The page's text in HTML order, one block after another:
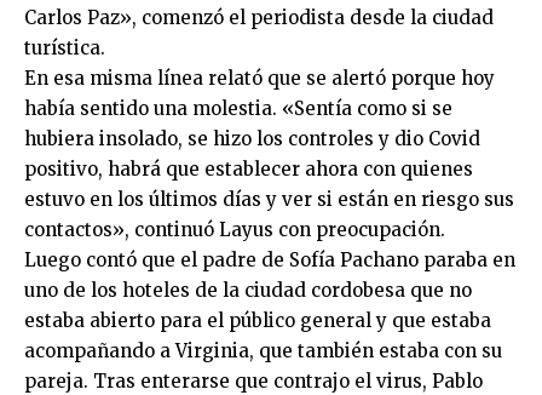
Carlos Paz», comenzó el periodista desde la ciudad
turística.
En esa misma línea relató que se alertó porque hoy
había sentido una molestia. «Sentía como si se
hubiera insolado, se hizo los controles y dio Covid
positivo, habrá que establecer ahora con quienes
estuvo en los últimos días y ver si están en riesgo sus
contactos», continuó Layus con preocupación.
Luego contó que el padre de Sofía Pachano paraba en
uno de los hoteles de la ciudad cordobesa que no
estaba abierto para el público general y que estaba
acompañando a Virginia, que también estaba con su
pareja. Tras enterarse que contrajo el virus, Pablo